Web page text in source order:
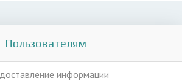
Пользователям
информации